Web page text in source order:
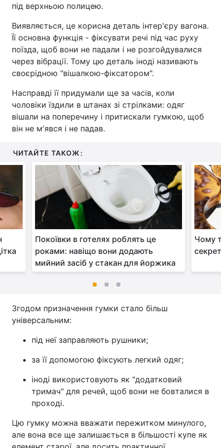
під верхньою полицею.
Виявляється, це корисна деталь інтер'єру вагона.
Її основна функція - фіксувати речі під час руху
поїзда, щоб вони не падали і не розгойдувалися
через вібрації. Тому цю деталь іноді називають
своєрідною "вішалкою-фіксатором".
Насправді її придумали ще за часів, коли
чоловіки їздили в штанах зі стрілками: одяг
вішали на поперечину і притискали гумкою, щоб
він не м'явся і не падав.
ЧИТАЙТЕ ТАКОЖ:
Покоївки в готелях роблять це
роками: навіщо вони додають
мийний засіб у стакан для йоржика
Чому
Згодом призначення гумки стало більш
універсальним:
під неї заправляють рушники;
за її допомогою фіксують легкий одяг;
іноді використовують як "додатковий
тримач" для речей, щоб вони не бовталися в
проході.
Цю гумку можна вважати пережитком минулого,
але вона все ще залишається в більшості купе як